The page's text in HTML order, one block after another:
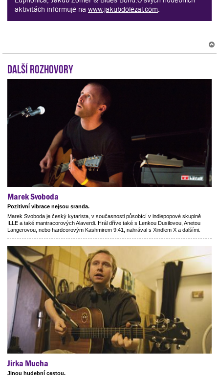
aktivitách informuje na www.jakubdolezal.com
Další rozhovory
Marek Svoboda
Pozitivní vibrace nejsou sranda.
Marek Svoboda je český kytarista, v současnosti působící v indiepopové skupině
ILLE a také mantracorových Alaverdi. Hrál dříve také s Lenkou Dusilovou, Anetou
Langerovou, nebo hardcorovým Kashmirem 9:41, nahrával s Xindlem X a dalšími.
Jirka Mucha
Jinou hudební cestou.